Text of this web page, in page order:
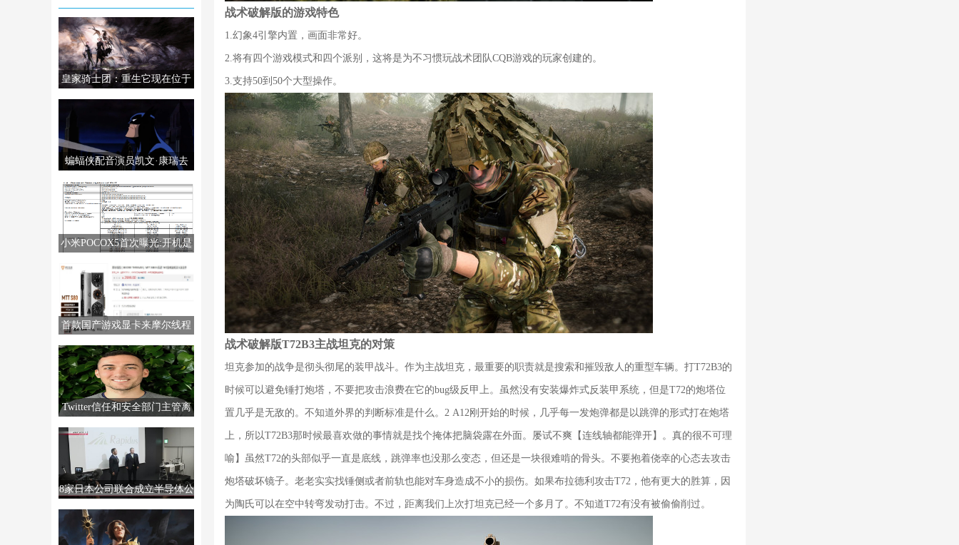
皇家骑士团：重生它现在位于
PS5/PS4/PC/NS上。
蝙蝠侠配音演员凯文·康瑞去
小米POCOX5首次曝光:开机是
首款国产游戏显卡来摩尔线程
MTTS80，售价2999元。
Twitter信任和安全部门主管离
职，销售经理撤回辞呈
8家日本公司联合成立半导体公
司Rapidus，制造高级芯片。
战术破解版的游戏特色
1.幻象4引擎内置，画面非常好。
2.将有四个游戏模式和四个派别，这将是为不习惯玩战术团队CQB游戏的玩家创建的。
3.支持50到50个大型操作。
战术破解版T72B3主战坦克的对策
坦克参加的战争是彻头彻尾的装甲战斗。作为主战坦克，最重要的职责就是搜索和摧毁敌人的重型车辆。打T72B3的
时候可以避免锤打炮塔，不要把攻击浪费在它的bug级反甲上。虽然没有安装爆炸式反装甲系统，但是T72的炮塔位
置几乎是无敌的。不知道外界的判断标准是什么。2 A12刚开始的时候，几乎每一发炮弹都是以跳弹的形式打在炮塔
上，所以T72B3那时候最喜欢做的事情就是找个掩体把脑袋露在外面。屡试不爽【连线轴都能弹开】。真的很不可理
喻】虽然T72的头部似乎一直是底线，跳弹率也没那么变态，但还是一块很难啃的骨头。不要抱着侥幸的心态去攻击
炮塔破坏镜子。老老实实找锤侧或者前轨也能对车身造成不小的损伤。如果布拉德利攻击T72，他有更大的胜算，因
为陶氏可以在空中转弯发动打击。不过，距离我们上次打坦克已经一个多月了。不知道T72有没有被偷偷削过。